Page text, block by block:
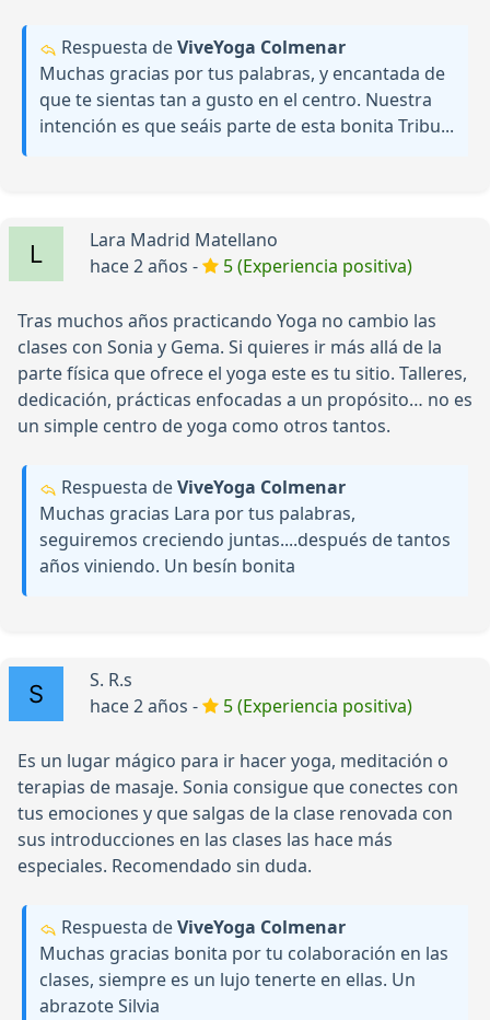
Respuesta deViveYoga Colmenar
Muchas gracias por tus palabras, y encantada de
que te sientas tan a gusto en el centro. Nuestra
intención es que seáis parte de esta bonita Tribu...
Lara Madrid Matellano
hace 2 años -
5 (Experiencia positiva)
Tras muchos años practicando Yoga no cambio las
clases con Sonia y Gema. Si quieres ir más allá de la
parte física que ofrece el yoga este es tu sitio. Talleres,
dedicación, prácticas enfocadas a un propósito… no es
un simple centro de yoga como otros tantos.
Respuesta deViveYoga Colmenar
Muchas gracias Lara por tus palabras,
seguiremos creciendo juntas....después de tantos
años viniendo. Un besín bonita
S. R.s
hace 2 años -
5 (Experiencia positiva)
Es un lugar mágico para ir hacer yoga, meditación o
terapias de masaje. Sonia consigue que conectes con
tus emociones y que salgas de la clase renovada con
sus introducciones en las clases las hace más
especiales. Recomendado sin duda.
Respuesta deViveYoga Colmenar
Muchas gracias bonita por tu colaboración en las
clases, siempre es un lujo tenerte en ellas. Un
abrazote Silvia